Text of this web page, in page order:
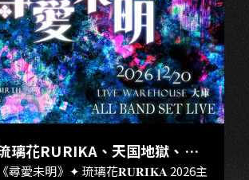
璃花RURIKA、天国地獄、終
焉Rebirth、DUALIA、無我夢
《尋愛未明》✦ 琉璃花𝐑𝐔𝐑𝐈𝐊𝐀 2026主